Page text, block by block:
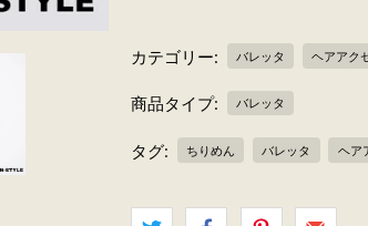
カテゴリー: バレッタ ヘアアク
商品タイプ: バレッタ
タグ: ちりめん バレッタ ヘア